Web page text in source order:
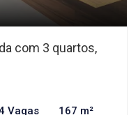
com 3 quartos,
Vagas 167 m²